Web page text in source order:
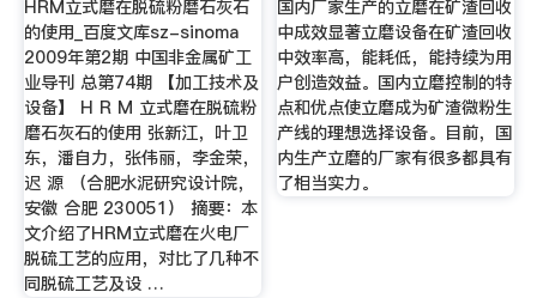
HRM立式磨在脱硫粉磨石灰石
的使用_百度文库sz-sinoma
2009年第2期 中国非金属矿工
业导刊 总第74期 【加工技术及
设备】 H R M 立式磨在脱硫粉
磨石灰石的使用 张新江，叶卫
东，潘自力，张伟丽，李金荣，
迟 源 （合肥水泥研究设计院，
安徽 合肥 230051） 摘要：本
文介绍了HRM立式磨在火电厂
脱硫工艺的应用，对比了几种不
同脱硫工艺及设 …
国内厂家生产的立磨在矿渣回收
中成效显著立磨设备在矿渣回收
中效率高，能耗低，能持续为用
户创造效益。国内立磨控制的特
点和优点使立磨成为矿渣微粉生
产线的理想选择设备。目前，国
内生产立磨的厂家有很多都具有
了相当实力。